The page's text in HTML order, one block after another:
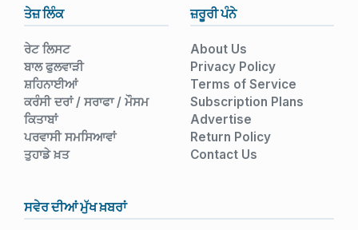
ਤੇਜ਼ ਲਿੰਕ
ਰੇਟ ਲਿਸਟ
ਬਾਲ ਫੁਲਵਾੜੀ
ਸ਼ਹਿਨਾਈਆਂ
ਕਰੰਸੀ ਦਰਾਂ / ਸਰਾਫਾ / ਮੌਸਮ
ਕਿਤਾਬਾਂ
ਪਰਵਾਸੀ ਸਮਸਿਆਵਾਂ
ਤੁਹਾਡੇ ਖ਼ਤ
ਜ਼ਰੂਰੀ ਪੰਨੇ
About Us
Privacy Policy
Terms of Service
Subscription Plans
Advertise
Return Policy
Contact Us
ਸਵੇਰ ਦੀਆਂ ਮੁੱਖ ਖ਼ਬਰਾਂ